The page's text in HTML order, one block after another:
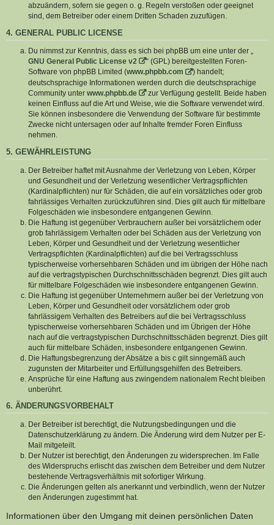
abzuändern, sofern sie gegen o. g. Regeln verstoßen oder geeignet
sind, dem Betreiber oder einem Dritten Schaden zuzufügen.
4. GENERAL PUBLIC LICENSE
Du nimmst zur Kenntnis, dass es sich bei phpBB um eine unter der „
GNU General Public License v2
“ (GPL) bereitgestellten Foren-
Software von phpBB Limited (www.phpbb.com
) handelt;
deutschsprachige Informationen werden durch die deutschsprachige
Community unter www.phpbb.de
zur Verfügung gestellt. Beide haben
keinen Einfluss auf die Art und Weise, wie die Software verwendet wird.
Sie können insbesondere die Verwendung der Software für bestimmte
Zwecke nicht untersagen oder auf Inhalte fremder Foren Einfluss
nehmen.
5. GEWÄHRLEISTUNG
Der Betreiber haftet mit Ausnahme der Verletzung von Leben, Körper
und Gesundheit und der Verletzung wesentlicher Vertragspflichten
(Kardinalpflichten) nur für Schäden, die auf ein vorsätzliches oder grob
fahrlässiges Verhalten zurückzuführen sind. Dies gilt auch für mittelbare
Folgeschäden wie insbesondere entgangenen Gewinn.
Die Haftung ist gegenüber Verbrauchern außer bei vorsätzlichem oder
grob fahrlässigem Verhalten oder bei Schäden aus der Verletzung von
Leben, Körper und Gesundheit und der Verletzung wesentlicher
Vertragspflichten (Kardinalpflichten) auf die bei Vertragsschluss
typischerweise vorhersehbaren Schäden und im übrigen der Höhe nach
auf die vertragstypischen Durchschnittsschäden begrenzt. Dies gilt auch
für mittelbare Folgeschäden wie insbesondere entgangenen Gewinn.
Die Haftung ist gegenüber Unternehmern außer bei der Verletzung von
Leben, Körper und Gesundheit oder vorsätzlichem oder grob
fahrlässigem Verhalten des Betreibers auf die bei Vertragsschluss
typischerweise vorhersehbaren Schäden und im Übrigen der Höhe
nach auf die vertragstypischen Durchschnittsschäden begrenzt. Dies gilt
auch für mittelbare Schäden, insbesondere entgangenen Gewinn.
Die Haftungsbegrenzung der Absätze a bis c gilt sinngemäß auch
zugunsten der Mitarbeiter und Erfüllungsgehilfen des Betreibers.
Ansprüche für eine Haftung aus zwingendem nationalem Recht bleiben
unberührt.
6. ÄNDERUNGSVORBEHALT
Der Betreiber ist berechtigt, die Nutzungsbedingungen und die
Datenschutzerklärung zu ändern. Die Änderung wird dem Nutzer per E-
Mail mitgeteilt.
Der Nutzer ist berechtigt, den Änderungen zu widersprechen. Im Falle
des Widerspruchs erlischt das zwischen dem Betreiber und dem Nutzer
bestehende Vertragsverhältnis mit sofortiger Wirkung.
Die Änderungen gelten als anerkannt und verbindlich, wenn der Nutzer
den Änderungen zugestimmt hat.
Informationen über den Umgang mit deinen persönlichen Daten